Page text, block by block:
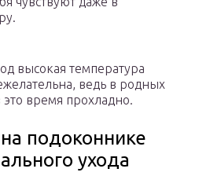
высокая температура
ведь в родных
это время прохладно.
подоконнике
ухода